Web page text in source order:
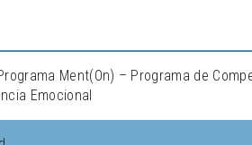
Ment(On) – Programa de
Emocional